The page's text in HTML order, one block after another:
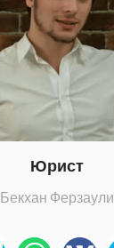
Юрист
Бекхан Ферзаули